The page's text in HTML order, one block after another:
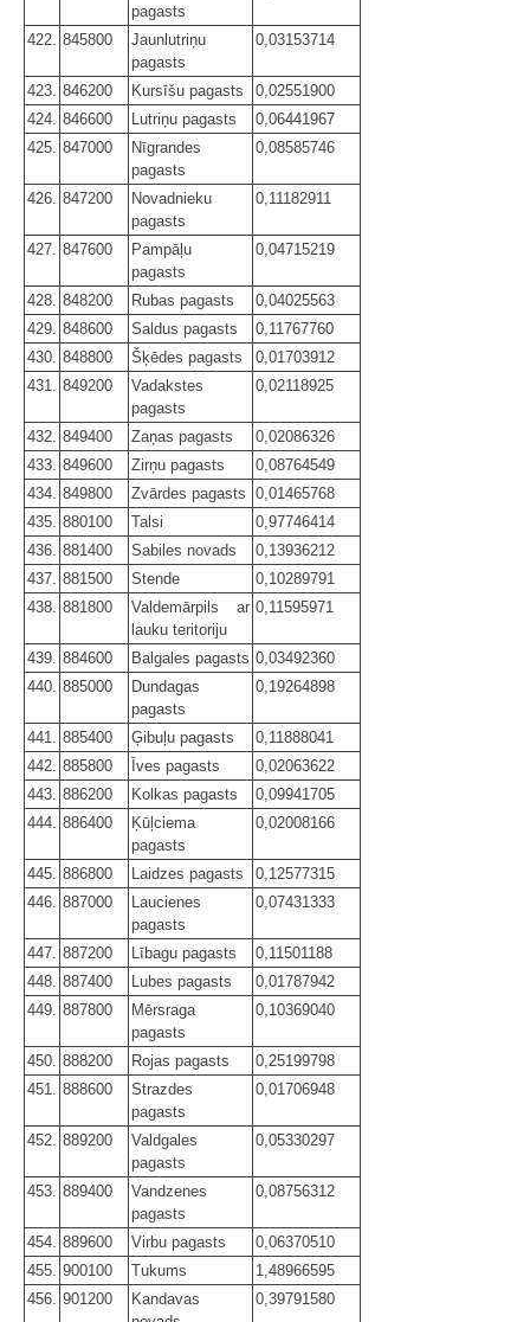
pagasts
422. 845800
Jaunlutriņu
pagasts
0,03153714
423. 846200 Kursīšu pagasts
0,02551900
424. 846600 Lutriņu pagasts
0,06441967
425. 847000
Nīgrandes
pagasts
0,08585746
426. 847200
Novadnieku
pagasts
0,11182911
427. 847600
Pampāļu
pagasts
0,04715219
428. 848200 Rubas pagasts
0,04025563
429. 848600 Saldus pagasts
0,11767760
430. 848800 Šķēdes pagasts
0,01703912
431.
849200
Vadakstes
pagasts
0,02118925
432. 849400 Zaņas pagasts
0,02086326
433. 849600 Zirņu pagasts
0,08764549
434. 849800 Zvārdes pagasts 0,01465768
435. 880100 Talsi
0,97746414
436. 881400 Sabiles novads
0,13936212
437. 881500 Stende
0,10289791
438. 881800
Valdemārpils ar
lauku teritoriju
0,11595971
439. 884600 Balgales pagasts 0,03492360
440. 885000
Dundagas
pagasts
0,19264898
441. 885400 Ģibuļu pagasts
0,11888041
442. 885800 Īves pagasts
0,02063622
443. 886200 Kolkas pagasts
0,09941705
444. 886400
Ķūļciema
pagasts
0,02008166
445. 886800 Laidzes pagasts
0,12577315
446. 887000
Laucienes
pagasts
0,07431333
447. 887200 Lībagu pagasts
0,11501188
448. 887400 Lubes pagasts
0,01787942
449. 887800
Mērsraga
pagasts
0,10369040
450. 888200 Rojas pagasts
0,25199798
451.
888600
Strazdes
pagasts
0,01706948
452. 889200
Valdgales
pagasts
0,05330297
453. 889400
Vandzenes
pagasts
0,08756312
454. 889600 Virbu pagasts
0,06370510
455. 900100 Tukums
1,48966595
456. 901200
Kandavas
0,39791580